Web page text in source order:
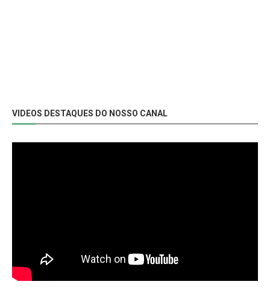
VIDEOS DESTAQUES DO NOSSO CANAL